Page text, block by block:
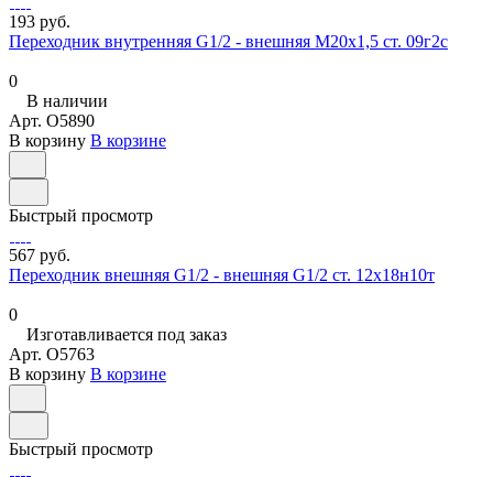
193 руб.
Переходник внутренняя G1/2 - внешняя М20х1,5 ст. 09г2с
0
В наличии
Арт. O5890
В корзину В корзине
Быстрый просмотр
567 руб.
Переходник внешняя G1/2 - внешняя G1/2 ст. 12х18н10т
0
Изготавливается под заказ
Арт. O5763
В корзину В корзине
Быстрый просмотр